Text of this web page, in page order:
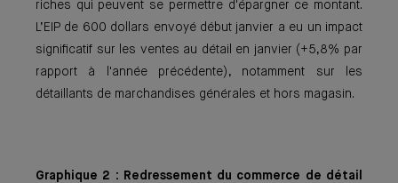
riches qui peuvent se permettre d'épargner ce montant.
L’EIP de 600 dollars envoyé début janvier a eu un impact
significatif sur les ventes au détail en janvier (+5,8% par
rapport à l'année précédente), notamment sur les
détaillants de marchandises générales et hors magasin.
Graphique 2 : Redressement du commerce de détail